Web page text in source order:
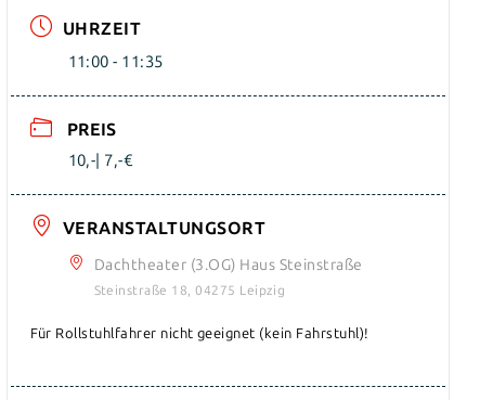
UHRZEIT
11:00 - 11:35
PREIS
10,-| 7,-€
VERANSTALTUNGSORT
Dachtheater (3.OG) Haus Steinstraße
Steinstraße 18, 04275 Leipzig
Für Rollstuhlfahrer nicht geeignet (kein Fahrstuhl)!